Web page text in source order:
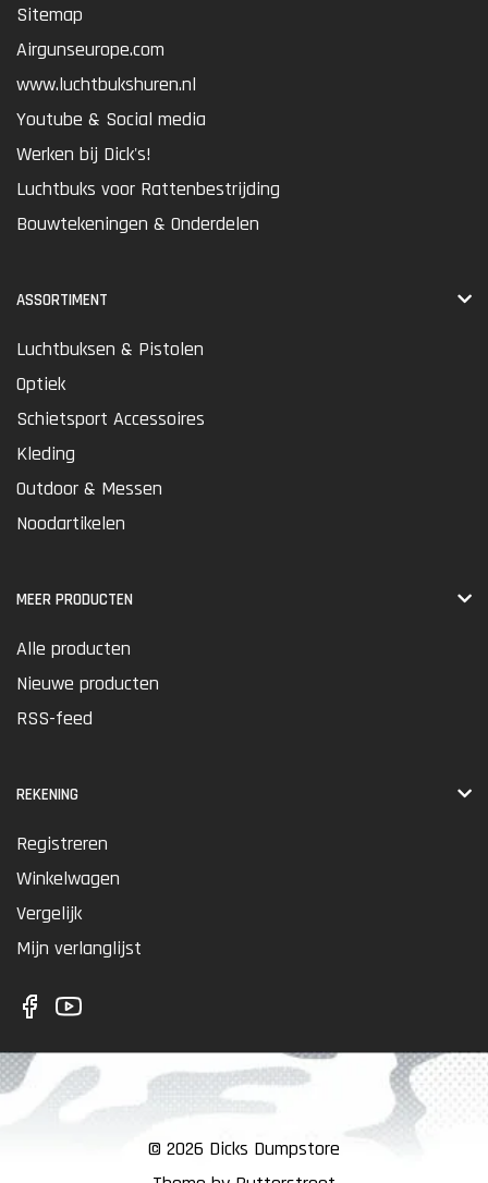
Sitemap
Airgunseurope.com
www.luchtbukshuren.nl
Youtube & Social media
Werken bij Dick's!
Luchtbuks voor Rattenbestrijding
Bouwtekeningen & Onderdelen
ASSORTIMENT
Luchtbuksen & Pistolen
Optiek
Schietsport Accessoires
Kleding
Outdoor & Messen
Noodartikelen
MEER PRODUCTEN
Alle producten
Nieuwe producten
RSS-feed
REKENING
Registreren
Winkelwagen
Vergelijk
Mijn verlanglijst
© 2026 Dicks Dumpstore